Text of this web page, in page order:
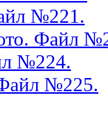
№221.
Файл
№224.
№225.